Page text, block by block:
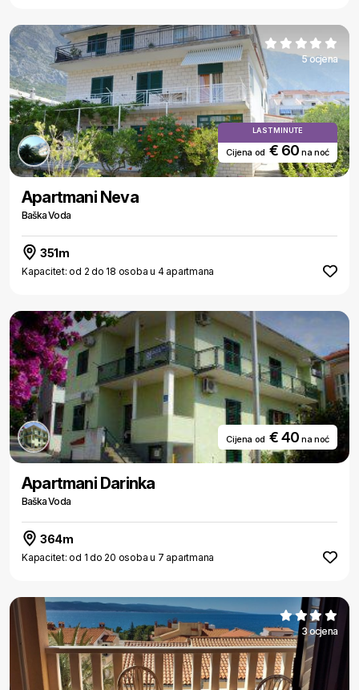
5 ocjena
LAST MINUTE
Cijena od € 60na noć
Apartmani Neva
Baška Voda
351m
Kapacitet: od 2 do 18 osoba u 4 apartmana
Cijena od € 40na noć
Apartmani Darinka
Baška Voda
364m
Kapacitet: od 1 do 20 osoba u 7 apartmana
3 ocjena